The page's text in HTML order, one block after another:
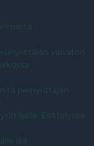
vaivaton
pienyrittäjän
Esittelyssä
jää